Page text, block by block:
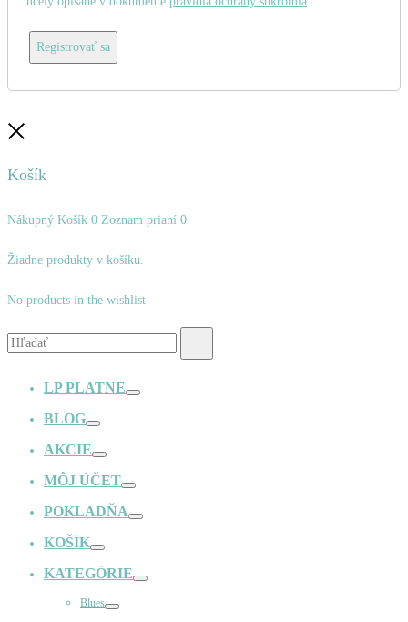
Registrovať sa
Košík
Nákupný Košík 0 Zoznam prianí 0
Žiadne produkty v košíku.
No products in the wishlist
Vyhľadávanie:
LP PLATNE
BLOG
AKCIE
MÔJ ÚČET
POKLADŇA
KOŠÍK
KATEGÓRIE
Blues